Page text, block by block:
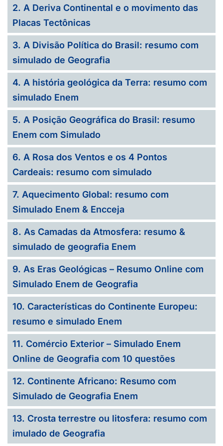
2. A Deriva Continental e o movimento das
Placas Tectônicas
3. A Divisão Política do Brasil: resumo com
simulado de Geografia
4. A história geológica da Terra: resumo com
simulado Enem
5. A Posição Geográfica do Brasil: resumo
Enem com Simulado
6. A Rosa dos Ventos e os 4 Pontos
Cardeais: resumo com simulado
7. Aquecimento Global: resumo com
Simulado Enem & Encceja
8. As Camadas da Atmosfera: resumo &
simulado de geografia Enem
9. As Eras Geológicas – Resumo Online com
Simulado Enem de Geografia
10. Características do Continente Europeu:
resumo e simulado Enem
11. Comércio Exterior – Simulado Enem
Online de Geografia com 10 questões
12. Continente Africano: Resumo com
Simulado de Geografia Enem
13. Crosta terrestre ou litosfera: resumo com
imulado de Geografia